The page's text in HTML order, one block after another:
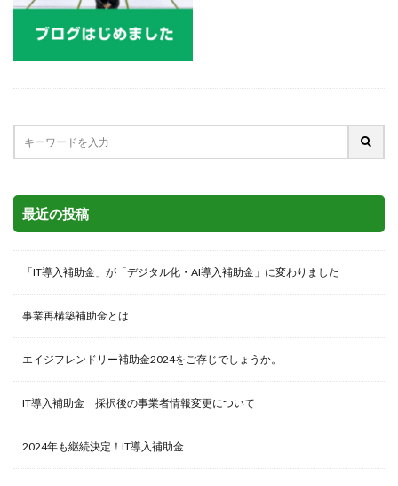
最近の投稿
「IT導入補助金」が「デジタル化・AI導入補助金」に変わりました
事業再構築補助金とは
エイジフレンドリー補助金2024をご存じでしょうか。
IT導入補助金 採択後の事業者情報変更について
2024年も継続決定！IT導入補助金